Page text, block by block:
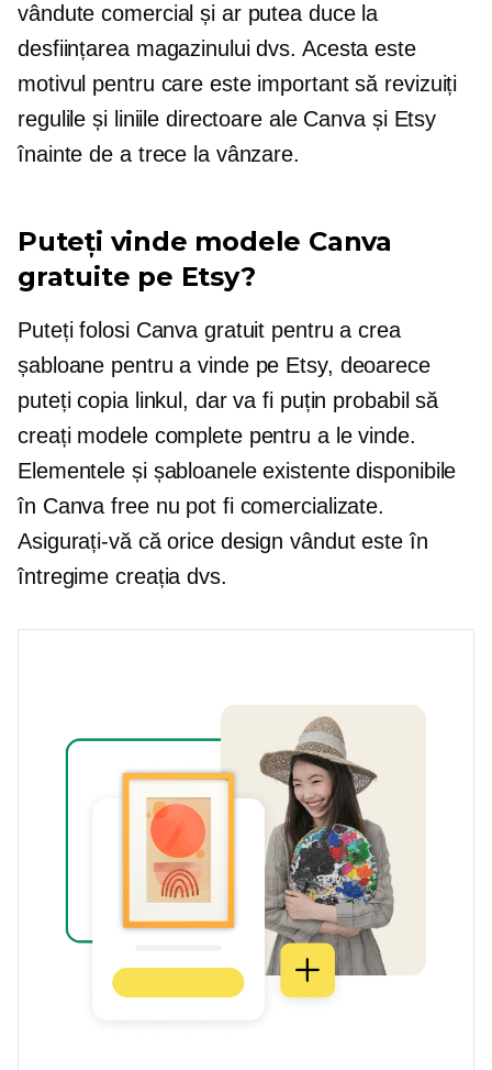
vândute comercial și ar putea duce la
desființarea magazinului dvs. Acesta este
motivul pentru care este important să revizuiți
regulile și liniile directoare ale Canva și Etsy
înainte de a trece la vânzare.
Puteți vinde modele Canva
gratuite pe Etsy?
Puteți folosi Canva gratuit pentru a crea
șabloane pentru a vinde pe Etsy, deoarece
puteți copia linkul, dar va fi puțin probabil să
creați modele complete pentru a le vinde.
Elementele și șabloanele existente disponibile
în Canva free nu pot fi comercializate.
Asigurați-vă că orice design vândut este în
întregime creația dvs.